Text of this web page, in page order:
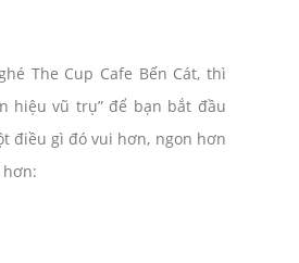
The Cup Cafe Bến Cát, thì
hiệu vũ trụ” để bạn bắt đầu
điều gì đó vui hơn, ngon hơn